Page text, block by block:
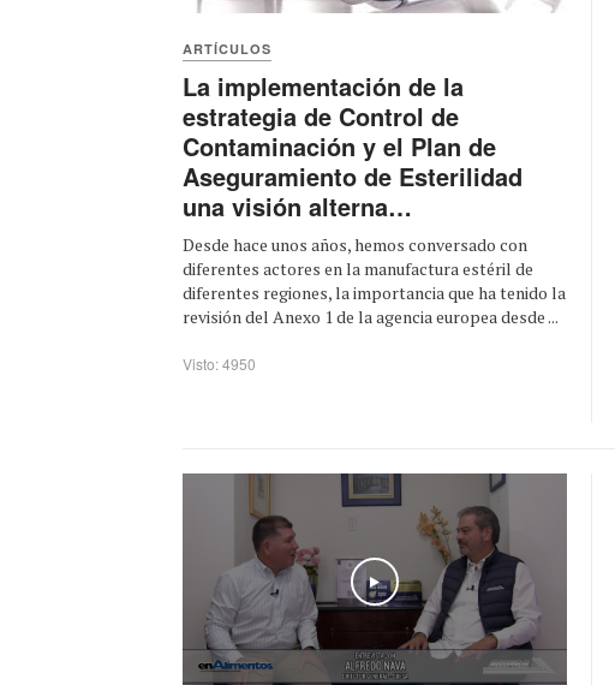
ARTÍCULOS
La implementación de la
estrategia de Control de
Contaminación y el Plan de
Aseguramiento de Esterilidad
una visión alterna…
Desde hace unos años, hemos conversado con
diferentes actores en la manufactura estéril de
diferentes regiones, la importancia que ha tenido la
revisión del Anexo 1 de la agencia europea desde ...
Visto: 4950
Play